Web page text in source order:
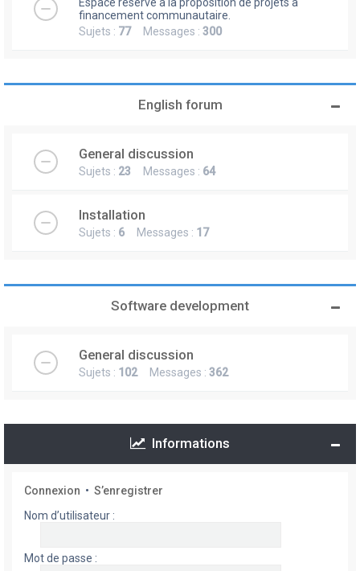
financement communautaire.
Sujets : 77Messages : 300
English forum
General discussion
Sujets : 23 Messages : 64
Installation
Sujets : 6 Messages : 17
Software development
General discussion
Sujets : 102Messages : 362
Informations
Connexion • S’enregistrer
Nom d’utilisateur :
Mot de passe :